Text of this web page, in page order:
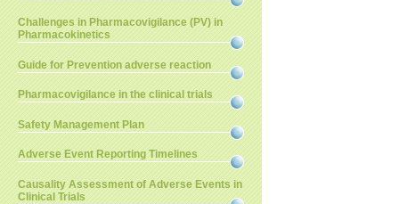
Challenges in Pharmacovigilance (PV) in
Pharmacokinetics
Guide for Prevention adverse reaction
Pharmacovigilance in the clinical trials
Safety Management Plan
Adverse Event Reporting Timelines
Causality Assessment of Adverse Events in
Clinical Trials